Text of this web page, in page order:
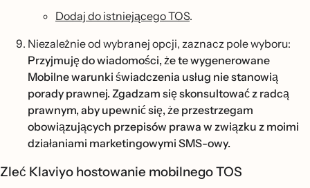
Dodaj do istniejącego TOS.
Niezależnie od wybranej opcji, zaznacz pole wyboru:
Przyjmuję do wiadomości, że te wygenerowane
Mobilne warunki świadczenia usług nie stanowią
porady prawnej. Zgadzam się skonsultować z radcą
prawnym, aby upewnić się, że przestrzegam
obowiązujących przepisów prawa w związku z moimi
działaniami marketingowymi SMS-owy.
Zleć Klaviyo hostowanie mobilnego TOS